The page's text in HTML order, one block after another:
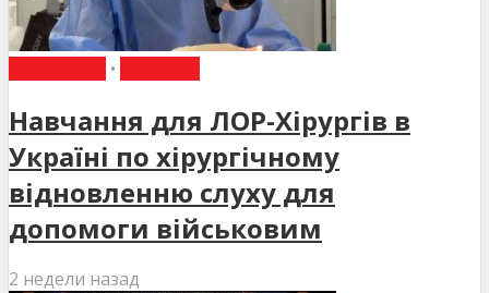
•
Навчання для ЛОР-Хірургів в
Україні по хірургічному
відновленню слуху для
допомоги військовим
2 недели назад